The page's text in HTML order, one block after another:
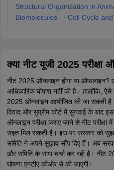
Structural Organisation in
Biomolecules
• Cell Cycle
क्या नीट यूजी 2025 परीक्षा
नीट 2025 ऑनलाइन होगा या ऑफलाइन?
आधिकारिक घोषणा नहीं की है। हालाँकि,
2025 ऑनलाइन आयोजित की जा सकती
विवाद और सुप्रीम कोर्ट में सुनवाई के बाद
ऑनलाइन परीक्षा कराए जाने से नीट
राहत मिल सकती है। इस पर सरकार को
समिति ने अपने सुझाव सौंप दिए हैं। अब
और समिति के साथ चर्चा कर रही है। नीट
घोषणा एनटीए कीओर से की जाएगी।